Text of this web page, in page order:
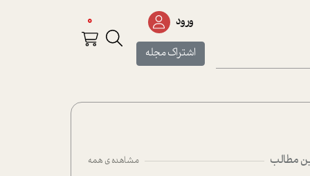
ورود
اشتراک مجله
0
مطالب مشاهده ی همه